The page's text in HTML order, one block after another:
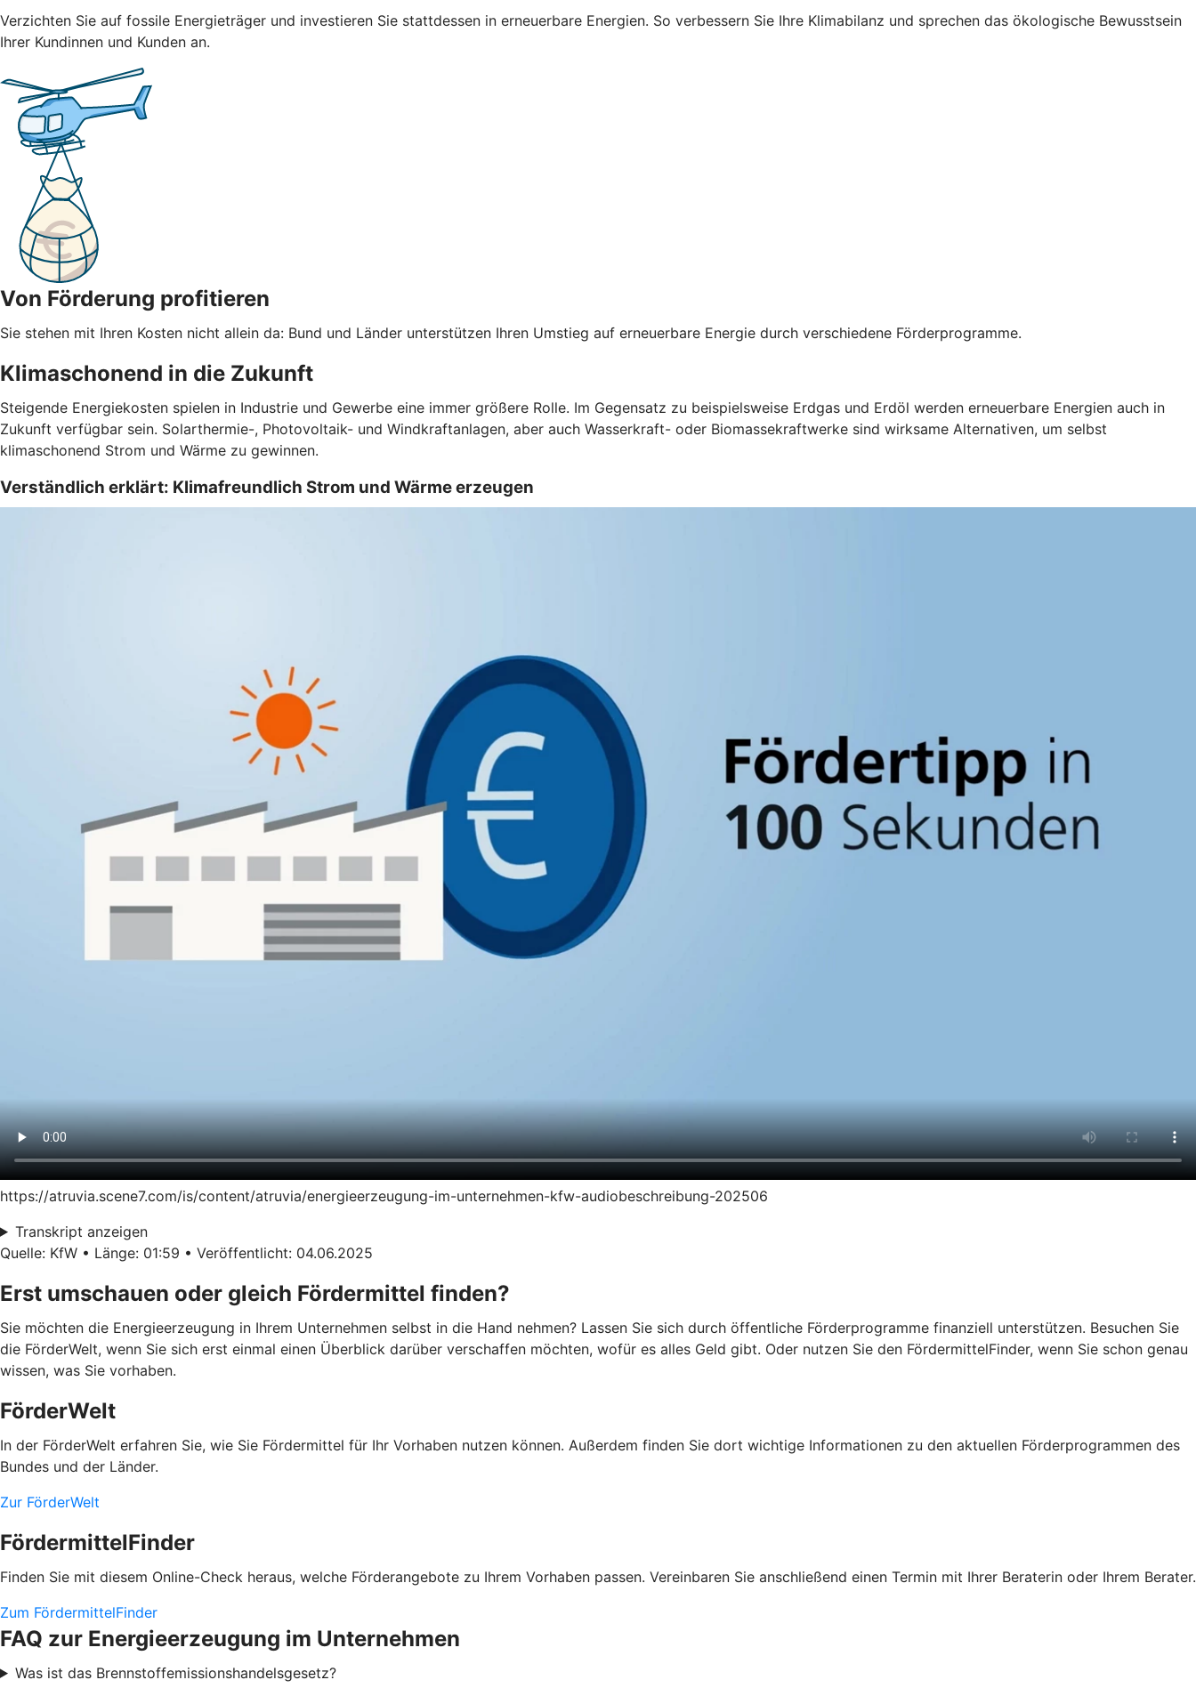
Verzichten Sie auf fossile Energieträger und investieren Sie stattdessen in erneuerbare Energien. So verbessern Sie Ihre Klimabilanz und sprechen das ökologische Bewusstsein
Ihrer Kundinnen und Kunden an.
Von Förderung profitieren
Sie stehen mit Ihren Kosten nicht allein da: Bund und Länder unterstützen Ihren Umstieg auf erneuerbare Energie durch verschiedene Förderprogramme.
Klimaschonend in die Zukunft
Steigende Energiekosten spielen in Industrie und Gewerbe eine immer größere Rolle. Im Gegensatz zu beispielsweise Erdgas und Erdöl werden erneuerbare Energien auch in
Zukunft verfügbar sein. Solarthermie-, Photovoltaik- und Windkraftanlagen, aber auch Wasserkraft- oder Biomassekraftwerke sind wirksame Alternativen, um selbst
klimaschonend Strom und Wärme zu gewinnen.
Verständlich erklärt: Klimafreundlich Strom und Wärme erzeugen
https://atruvia.scene7.com/is/content/atruvia/energieerzeugung-im-unternehmen-kfw-audiobeschreibung-202506
Transkript anzeigen
Quelle: KfW • Länge: 01:59 • Veröffentlicht: 04.06.2025
Erst umschauen oder gleich Fördermittel finden?
Sie möchten die Energieerzeugung in Ihrem Unternehmen selbst in die Hand nehmen? Lassen Sie sich durch öffentliche Förderprogramme finanziell unterstützen. Besuchen Sie
die FörderWelt, wenn Sie sich erst einmal einen Überblick darüber verschaffen möchten, wofür es alles Geld gibt. Oder nutzen Sie den FördermittelFinder, wenn Sie schon genau
wissen, was Sie vorhaben.
FörderWelt
In der FörderWelt erfahren Sie, wie Sie Fördermittel für Ihr Vorhaben nutzen können. Außerdem finden Sie dort wichtige Informationen zu den aktuellen Förderprogrammen des
Bundes und der Länder.
Zur FörderWelt
FördermittelFinder
Finden Sie mit diesem Online-Check heraus, welche Förderangebote zu Ihrem Vorhaben passen. Vereinbaren Sie anschließend einen Termin mit Ihrer Beraterin oder Ihrem Berater.
Zum FördermittelFinder
FAQ zur Energieerzeugung im Unternehmen
Was ist das Brennstoffemissionshandelsgesetz?